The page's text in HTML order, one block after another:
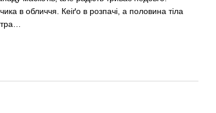
в обличчя. Кеіґо в розпачі, а половина тіла